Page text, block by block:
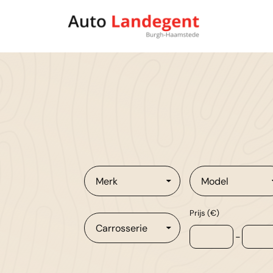
Merk Model
Carrosserie
Prijs (€)
-